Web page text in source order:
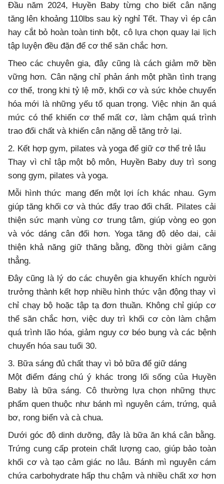
Đầu năm 2024, Huyền Baby từng cho biết cân nặng
tăng lên khoảng 110lbs sau kỳ nghỉ Tết. Thay vì ép cân
hay cắt bỏ hoàn toàn tinh bột, cô lựa chọn quay lại lịch
tập luyện đều đặn để cơ thể săn chắc hơn.
Theo các chuyên gia, đây cũng là cách giảm mỡ bền
vững hơn. Cân nặng chỉ phản ánh một phần tình trạng
cơ thể, trong khi tỷ lệ mỡ, khối cơ và sức khỏe chuyển
hóa mới là những yếu tố quan trọng. Việc nhịn ăn quá
mức có thể khiến cơ thể mất cơ, làm chậm quá trình
trao đổi chất và khiến cân nặng dễ tăng trở lại.
2. Kết hợp gym, pilates và yoga để giữ cơ thể trẻ lâu
Thay vì chỉ tập một bộ môn, Huyền Baby duy trì song
song gym, pilates và yoga.
Mỗi hình thức mang đến một lợi ích khác nhau. Gym
giúp tăng khối cơ và thúc đẩy trao đổi chất. Pilates cải
thiện sức mạnh vùng cơ trung tâm, giúp vòng eo gọn
và vóc dáng cân đối hơn. Yoga tăng độ dẻo dai, cải
thiện khả năng giữ thăng bằng, đồng thời giảm căng
thẳng.
Đây cũng là lý do các chuyên gia khuyến khích người
trưởng thành kết hợp nhiều hình thức vận động thay vì
chỉ chạy bộ hoặc tập tạ đơn thuần. Không chỉ giúp cơ
thể săn chắc hơn, việc duy trì khối cơ còn làm chậm
quá trình lão hóa, giảm nguy cơ béo bụng và các bệnh
chuyển hóa sau tuổi 30.
3. Bữa sáng đủ chất thay vì bỏ bữa để giữ dáng
Một điểm đáng chú ý khác trong lối sống của Huyền
Baby là bữa sáng. Cô thường lựa chọn những thực
phẩm quen thuộc như bánh mì nguyên cám, trứng, quả
bơ, rong biển và cà chua.
Dưới góc độ dinh dưỡng, đây là bữa ăn khá cân bằng.
Trứng cung cấp protein chất lượng cao, giúp bảo toàn
khối cơ và tạo cảm giác no lâu. Bánh mì nguyên cám
chứa carbohydrate hấp thu chậm và nhiều chất xơ hơn